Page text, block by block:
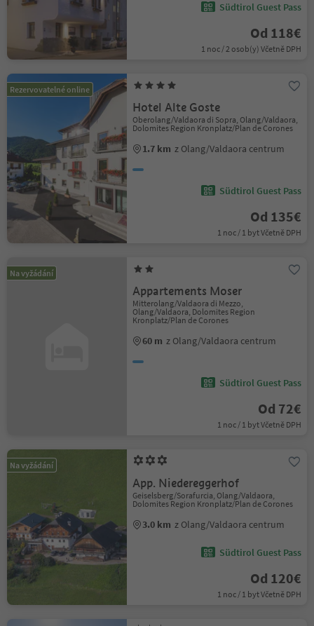
Südtirol Guest Pass
Od 118€
1 noc / 2 osob(y) Včetně DPH
Rezervovatelné online
Hotel Alte Goste
Oberolang/Valdaora di Sopra, Olang/Valdaora,
Dolomites Region Kronplatz/Plan de Corones
1.7 km z Olang/Valdaora centrum
Südtirol Guest Pass
Od 135€
1 noc / 1 byt Včetně DPH
Na vyžádání
Appartements Moser
Mitterolang/Valdaora di Mezzo,
Olang/Valdaora, Dolomites Region
Kronplatz/Plan de Corones
60 m z Olang/Valdaora centrum
Südtirol Guest Pass
Od 72€
1 noc / 1 byt Včetně DPH
Na vyžádání
App. Niedereggerhof
Geiselsberg/Sorafurcia, Olang/Valdaora,
Dolomites Region Kronplatz/Plan de Corones
3.0 km z Olang/Valdaora centrum
Südtirol Guest Pass
Od 120€
1 noc / 1 byt Včetně DPH